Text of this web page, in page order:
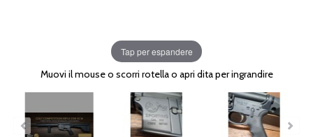
Tap per espandere
Muovi il mouse o scorri rotella o apri dita per ingrandire